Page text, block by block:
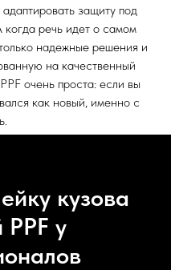
защиту под
речь идет о самом
надежные решения и
на качественный
очень проста: если вы
как новый, именно с
кузова
PPF у